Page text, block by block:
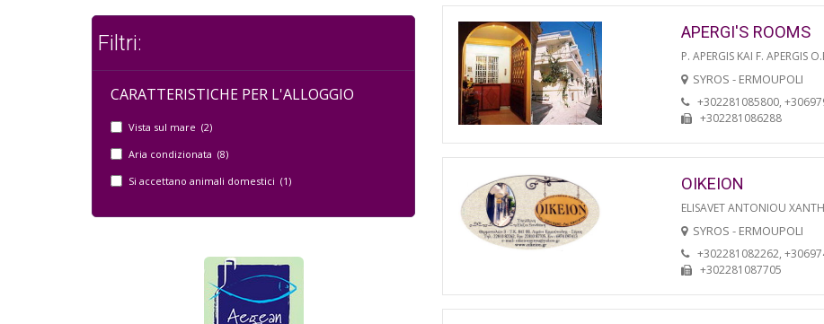
Filtri:
CARATTERISTICHE PER L'ALLOGGIO
Vista sul mare (2)
Aria condizionata (8)
Si accettano animali domestici (1)
APERGI'S ROOMS
P. APERGIS KAI F. APERGIS
SYROS - ERMOUPOLI
+302281085800,
+302281086288
OIKEION
ELISAVET ANTONIOU
SYROS - ERMOUPOLI
+302281082262,
+302281087705